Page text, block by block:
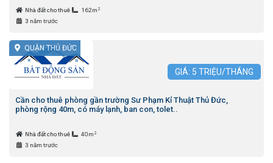
Nhà đất cho thuê 162m 2
3 năm trước
QUẬN THỦ ĐỨC
GIÁ: 5 TRIỆU/THÁNG
Cần cho thuê phòng gần trường Sư Phạm Kỉ Thuật Thủ Đức,
phòng rộng 40m, có máy lạnh, ban con, tolet..
Nhà đất cho thuê 40m 2
3 năm trước